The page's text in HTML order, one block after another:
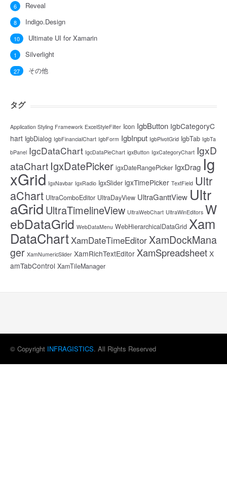
Reveal
6
Indigo.Design
8
Ultimate UI for Xamarin
10
Silverlight
1
その他
27
タグ
Application Styling Framework ExcelStyleFilter Icon IgbButton IgbCategoryC
hart IgbDialog IgbFinancialChart IgbForm IgbInput IgbPivotGrid IgbTab IgbTa
bPanel IgcDataChart IgcDataPieChart igxButton IgxCategoryChart IgxD
ataChart IgxDatePicker igxDateRangePicker IgxDragIg
xGrid IgxNavbar IgxRadio IgxSlider igxTimePicker TextField Ultr
aChart UltraComboEditor UltraDayView UltraGanttView Ultr
aGrid UltraTimelineView UltraWebChart UltraWinEditors W
ebDataGrid WebDataMenu WebHierarchicalDataGrid Xam
DataChartXamDateTimeEditorXamDockMana
ger XamNumericSlider XamRichTextEditor XamSpreadsheet X
amTabControl XamTileManager
© Copyright INFRAGISTICS. All Rights Reserved